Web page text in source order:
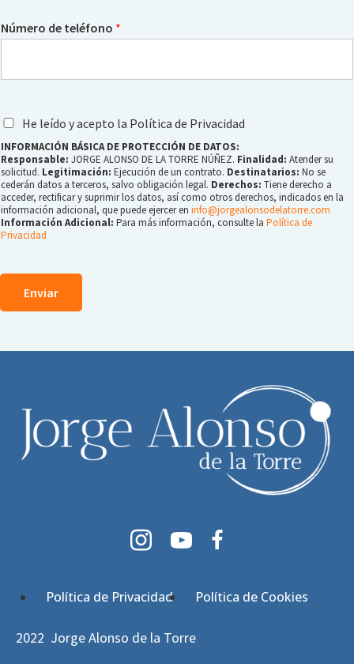
Número de teléfono *
He leído y acepto la Política de Privacidad
INFORMACIÓN BÁSICA DE PROTECCIÓN DE DATOS:
Responsable: JORGE ALONSO DE LA TORRE NÚÑEZ. Finalidad: Atender su
solicitud. Legitimación: Ejecución de un contrato. Destinatarios: No se
cederán datos a terceros, salvo obligación legal. Derechos: Tiene derecho a
acceder, rectificar y suprimir los datos, así como otros derechos, indicados en la
información adicional, que puede ejercer en info@jorgealonsodelatorre.com
Información Adicional: Para más información, consulte la Política de
Privacidad
Enviar
LinkedInYouTubeFacebook
Política de Privacidad Política de Cookies
2022 Jorge Alonso de la Torre